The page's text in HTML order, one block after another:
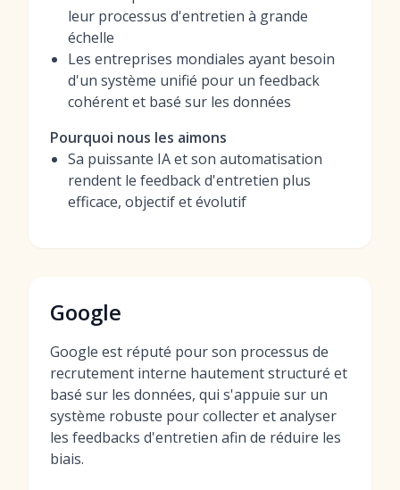
leur processus d'entretien à grande
échelle
Les entreprises mondiales ayant besoin
d'un système unifié pour un feedback
cohérent et basé sur les données
Pourquoi nous les aimons
Sa puissante IA et son automatisation
rendent le feedback d'entretien plus
efficace, objectif et évolutif
Google
Google est réputé pour son processus de
recrutement interne hautement structuré et
basé sur les données, qui s'appuie sur un
système robuste pour collecter et analyser
les feedbacks d'entretien afin de réduire les
biais.